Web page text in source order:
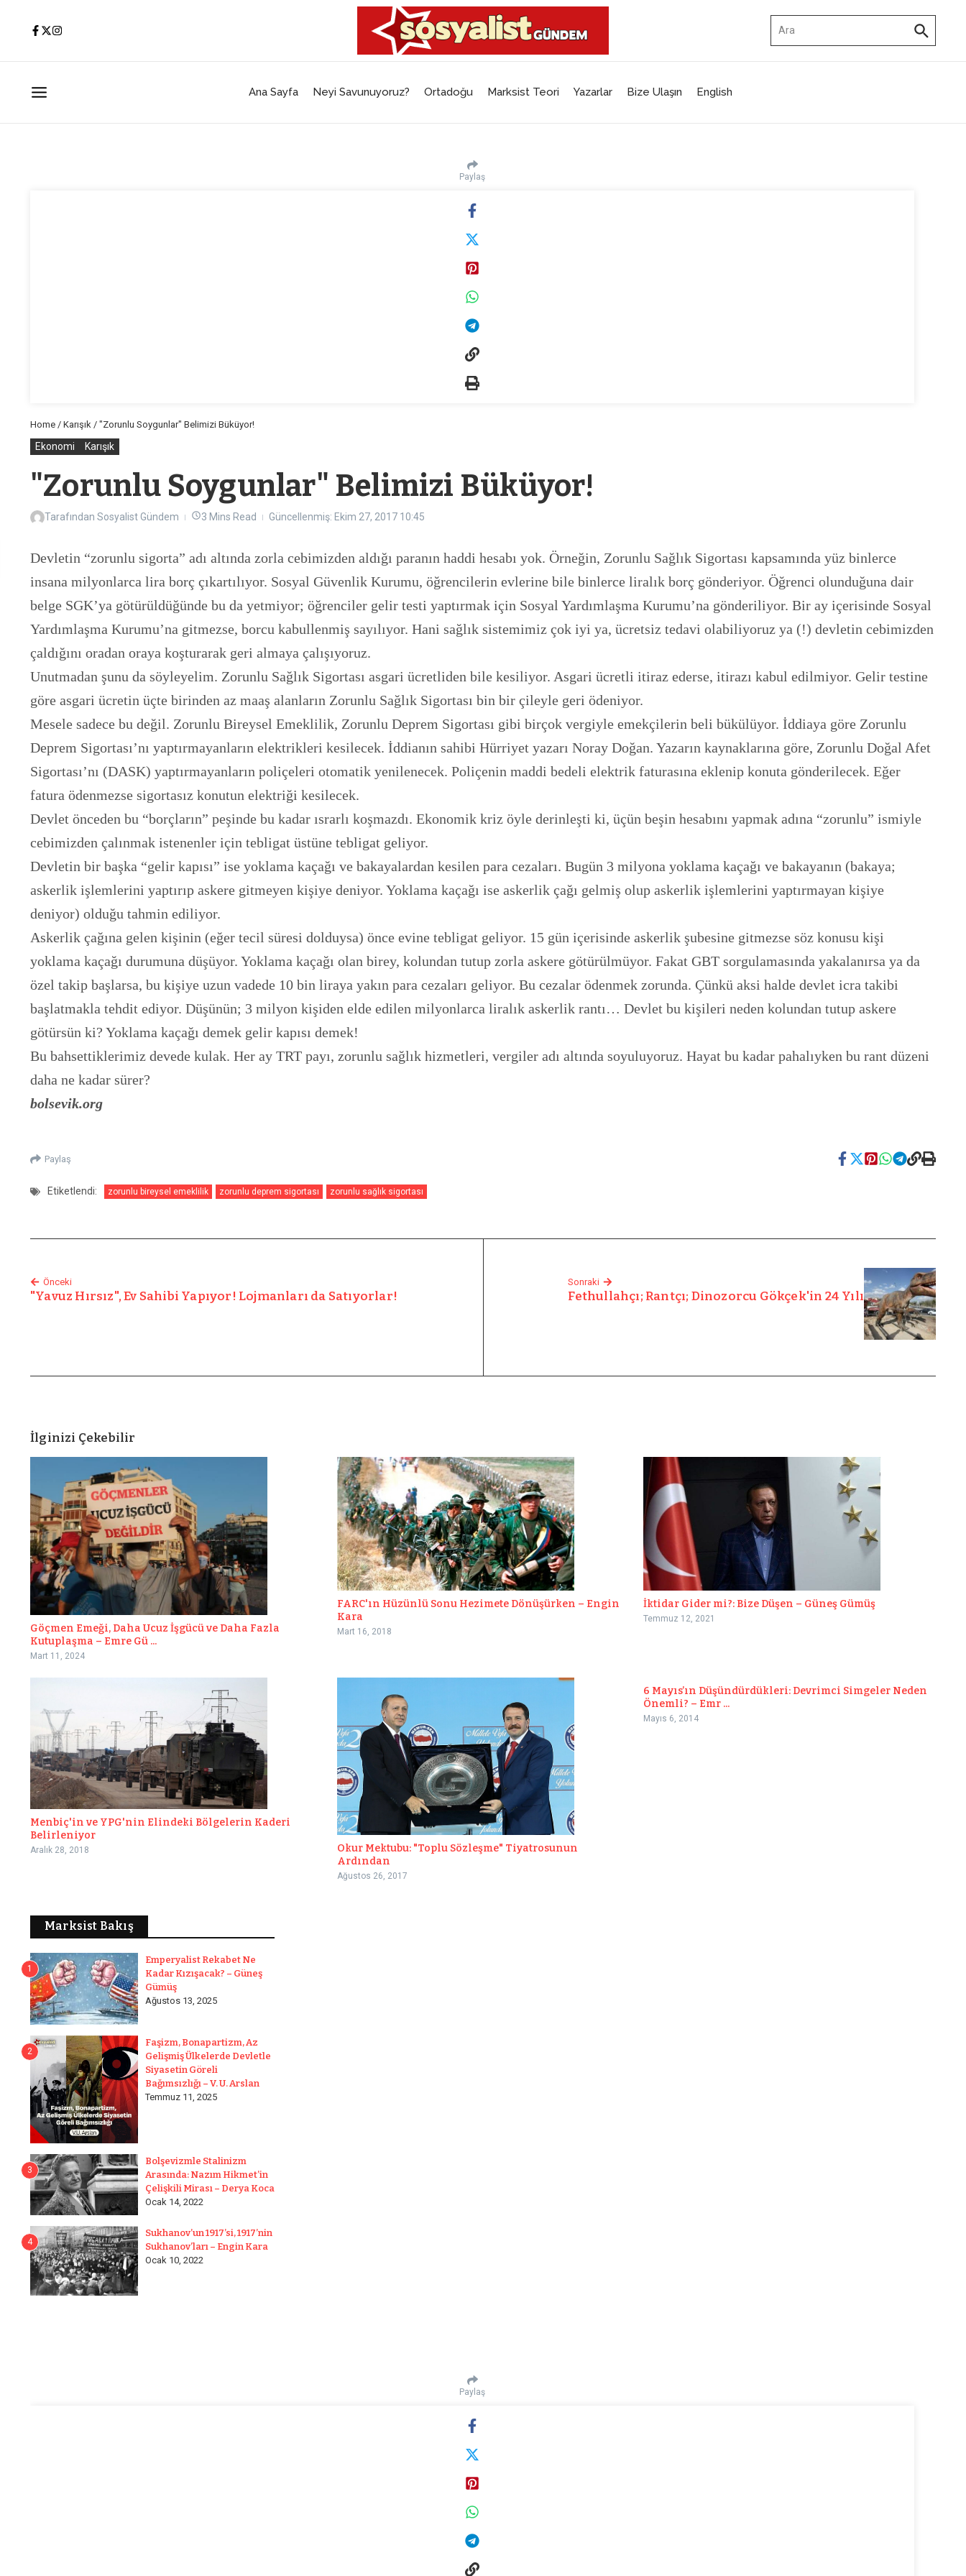
Ana Sayfa Neyi Savunuyoruz? Ortadoğu Marksist Teori Yazarlar Bize Ulaşın English
Paylaş
Home / Karışık / "Zorunlu Soygunlar" Belimizi Büküyor!
Ekonomi Karışık
"Zorunlu Soygunlar" Belimizi Büküyor!
Tarafından Sosyalist Gündem 3 Mins Read Güncellenmiş: Ekim 27, 2017 10:45
Devletin “zorunlu sigorta” adı altında zorla cebimizden aldığı paranın haddi hesabı yok. Örneğin, Zorunlu Sağlık Sigortası kapsamında yüz binlerce
insana milyonlarca lira borç çıkartılıyor. Sosyal Güvenlik Kurumu, öğrencilerin evlerine bile binlerce liralık borç gönderiyor. Öğrenci olunduğuna dair
belge SGK’ya götürüldüğünde bu da yetmiyor; öğrenciler gelir testi yaptırmak için Sosyal Yardımlaşma Kurumu’na gönderiliyor. Bir ay içerisinde Sosyal
Yardımlaşma Kurumu’na gitmezse, borcu kabullenmiş sayılıyor. Hani sağlık sistemimiz çok iyi ya, ücretsiz tedavi olabiliyoruz ya (!) devletin cebimizden
çaldığını oradan oraya koşturarak geri almaya çalışıyoruz.
Unutmadan şunu da söyleyelim. Zorunlu Sağlık Sigortası asgari ücretliden bile kesiliyor. Asgari ücretli itiraz ederse, itirazı kabul edilmiyor. Gelir testine
göre asgari ücretin üçte birinden az maaş alanların Zorunlu Sağlık Sigortası bin bir çileyle geri ödeniyor.
Mesele sadece bu değil. Zorunlu Bireysel Emeklilik, Zorunlu Deprem Sigortası gibi birçok vergiyle emekçilerin beli bükülüyor. İddiaya göre Zorunlu
Deprem Sigortası’nı yaptırmayanların elektrikleri kesilecek. İddianın sahibi Hürriyet yazarı Noray Doğan. Yazarın kaynaklarına göre, Zorunlu Doğal Afet
Sigortası’nı (DASK) yaptırmayanların poliçeleri otomatik yenilenecek. Poliçenin maddi bedeli elektrik faturasına eklenip konuta gönderilecek. Eğer
fatura ödenmezse sigortasız konutun elektriği kesilecek.
Devlet önceden bu “borçların” peşinde bu kadar ısrarlı koşmazdı. Ekonomik kriz öyle derinleşti ki, üçün beşin hesabını yapmak adına “zorunlu” ismiyle
cebimizden çalınmak istenenler için tebligat üstüne tebligat geliyor.
Devletin bir başka “gelir kapısı” ise yoklama kaçağı ve bakayalardan kesilen para cezaları. Bugün 3 milyona yoklama kaçağı ve bakayanın (bakaya;
askerlik işlemlerini yaptırıp askere gitmeyen kişiye deniyor. Yoklama kaçağı ise askerlik çağı gelmiş olup askerlik işlemlerini yaptırmayan kişiye
deniyor) olduğu tahmin ediliyor.
Askerlik çağına gelen kişinin (eğer tecil süresi dolduysa) önce evine tebligat geliyor. 15 gün içerisinde askerlik şubesine gitmezse söz konusu kişi
yoklama kaçağı durumuna düşüyor. Yoklama kaçağı olan birey, kolundan tutup zorla askere götürülmüyor. Fakat GBT sorgulamasında yakalanırsa ya da
özel takip başlarsa, bu kişiye uzun vadede 10 bin liraya yakın para cezaları geliyor. Bu cezalar ödenmek zorunda. Çünkü aksi halde devlet icra takibi
başlatmakla tehdit ediyor. Düşünün; 3 milyon kişiden elde edilen milyonlarca liralık askerlik rantı… Devlet bu kişileri neden kolundan tutup askere
götürsün ki? Yoklama kaçağı demek gelir kapısı demek!
Bu bahsettiklerimiz devede kulak. Her ay TRT payı, zorunlu sağlık hizmetleri, vergiler adı altında soyuluyoruz. Hayat bu kadar pahalıyken bu rant düzeni
daha ne kadar sürer?
bolsevik.org
Paylaş
Etiketlendi: zorunlu bireysel emeklilik zorunlu deprem sigortası zorunlu sağlık sigortası
Önceki
"Yavuz Hırsız", Ev Sahibi Yapıyor! Lojmanları da Satıyorlar!
Sonraki
Fethullahçı; Rantçı; Dinozorcu Gökçek'in 24 Yılı
İlginizi Çekebilir
Göçmen Emeği, Daha Ucuz İşgücü ve Daha Fazla
Kutuplaşma – Emre Gü ...
Mart 11, 2024
FARC'ın Hüzünlü Sonu Hezimete Dönüşürken – Engin
Kara
Mart 16, 2018
İktidar Gider mi?: Bize Düşen – Güneş Gümüş
Temmuz 12, 2021
Menbiç'in ve YPG'nin Elindeki Bölgelerin Kaderi
Belirleniyor
Aralık 28, 2018
Okur Mektubu: "Toplu Sözleşme" Tiyatrosunun
Ardından
Ağustos 26, 2017
6 Mayıs’ın Düşündürdükleri: Devrimci Simgeler Neden
Önemli? – Emr ...
Mayıs 6, 2014
Marksist Bakış
1
Emperyalist Rekabet Ne
Kadar Kızışacak? – Güneş
Gümüş
Ağustos 13, 2025
2
Faşizm, Bonapartizm, Az
Gelişmiş Ülkelerde Devletle
Siyasetin Göreli
Bağımsızlığı – V. U. Arslan
Temmuz 11, 2025
3
Bolşevizmle Stalinizm
Arasında: Nazım Hikmet’in
Çelişkili Mirası – Derya Koca
Ocak 14, 2022
4
Sukhanov’un 1917’si, 1917’nin
Sukhanov’ları – Engin Kara
Ocak 10, 2022
Paylaş